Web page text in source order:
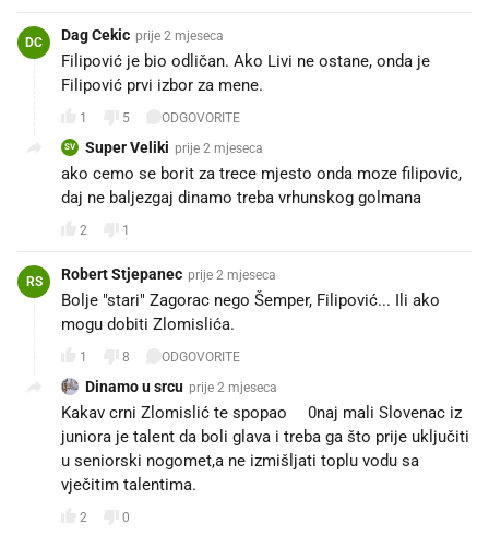
DC Dag Cekic prije 2 mjeseca
Filipović je bio odličan. Ako Livi ne ostane, onda je
Filipović prvi izbor za mene.
1 5 ODGOVORITE
SV Super Veliki prije 2 mjeseca
ako cemo se borit za trece mjesto onda moze filipovic,
daj ne baljezgaj dinamo treba vrhunskog golmana
2 1
RS Robert Stjepanec prije 2 mjeseca
Bolje "stari" Zagorac nego Šemper, Filipović... Ili ako
mogu dobiti Zlomislića.
1 8 ODGOVORITE
Dinamo u srcu prije 2 mjeseca
Kakav crni Zlomislić te spopao😂0naj mali Slovenac iz
juniora je talent da boli glava i treba ga što prije uključiti
u seniorski nogomet,a ne izmišljati toplu vodu sa
vječitim talentima.
2 0